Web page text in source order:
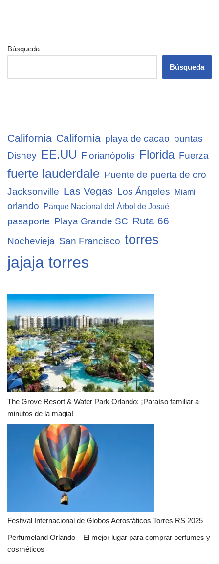
Búsqueda
Búsqueda
California California playa de cacao puntas
Disney
EE.UU Florianópolis Florida Fuerza
fuerte lauderdale Puente de puerta de oro
Jacksonville Las Vegas Los Ángeles Miami
orlando Parque Nacional del Árbol de Josué
pasaporte Playa Grande SC Ruta 66
Nochevieja San Francisco torres
jajaja torres
The Grove Resort & Water Park Orlando: ¡Paraíso familiar a
minutos de la magia!
Festival Internacional de Globos Aerostáticos Torres RS 2025
Perfumeland Orlando – El mejor lugar para comprar perfumes y
cosméticos